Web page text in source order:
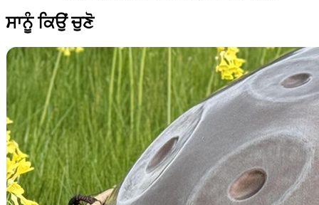
ਸਾਨੂੰ ਕਿਉਂ ਚੁਣੋ